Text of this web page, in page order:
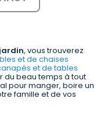
, vous trouverez
et de chaises
et de tables
du beau temps à tout
pour manger, boire un
famille et de vos